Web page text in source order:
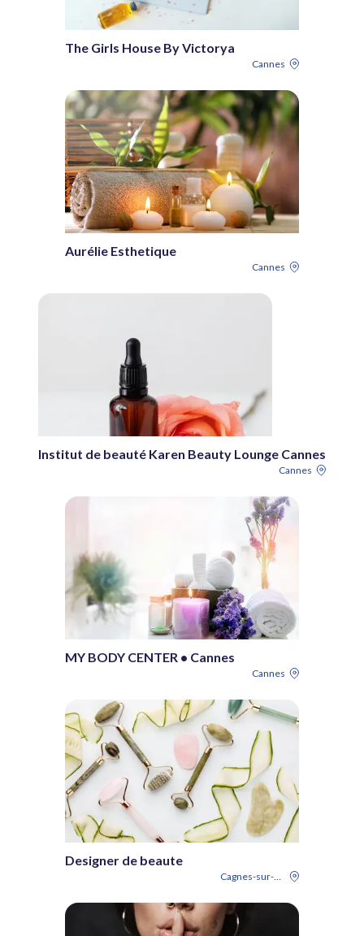
The Girls House By Victorya
Cannes
Aurélie Esthetique
Cannes
Institut de beauté Karen Beauty Lounge Cannes
Cannes
MY BODY CENTER • Cannes
Cannes
Designer de beaute
Cagnes-sur-Mer